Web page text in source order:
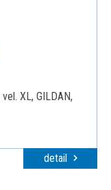
XL, GILDAN,
detail